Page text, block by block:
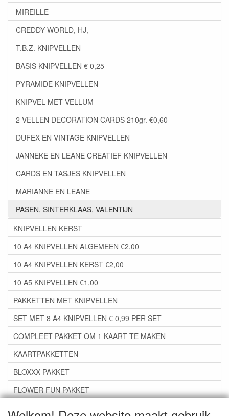
MIREILLE
CREDDY WORLD, HJ,
T.B.Z. KNIPVELLEN
BASIS KNIPVELLEN € 0,25
PYRAMIDE KNIPVELLEN
KNIPVEL MET VELLUM
2 VELLEN DECORATION CARDS 210gr. €0,60
DUFEX EN VINTAGE KNIPVELLEN
JANNEKE EN LEANE CREATIEF KNIPVELLEN
CARDS EN TASJES KNIPVELLEN
MARIANNE EN LEANE
PASEN, SINTERKLAAS, VALENTIJN
KNIPVELLEN KERST
10 A4 KNIPVELLEN ALGEMEEN €2,00
10 A4 KNIPVELLEN KERST €2,00
10 A5 KNIPVELLEN €1,00
PAKKETTEN MET KNIPVELLEN
SET MET 8 A4 KNIPVELLEN € 0,99 PER SET
COMPLEET PAKKET OM 1 KAART TE MAKEN
KAARTPAKKETTEN
BLOXXX PAKKET
FLOWER FUN PAKKET
***GROEP 06*** TAPE/LIJM SNIJMALLEN STEMPELS